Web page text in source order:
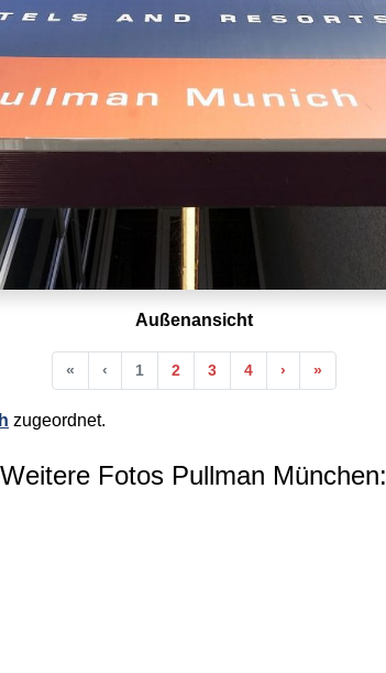
Außenansicht
«Anfang
‹Vorherige
1 2 3 4 ›Nächste
»Ende
zugeordnet.
Weitere Fotos Pullman München: